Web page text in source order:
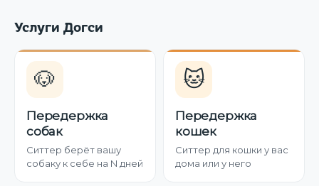
Услуги Догси
🐶
Передержка
собак
Ситтер берёт вашу
собаку к себе на N дней
🐱
Передержка
кошек
Ситтер для кошки у вас
дома или у него